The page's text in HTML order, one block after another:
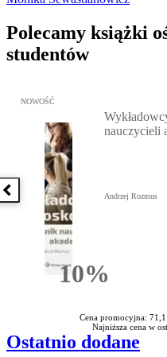
Polecamy książki
studentów
Poprzednia książka
Przejdź do: Wykładowcy
NOWOŚĆ
10%Rabatu
nauczycieli
Andrzej Rozmus
Cena promocyjna:
Najniższa cena w
Ostatnio dodane